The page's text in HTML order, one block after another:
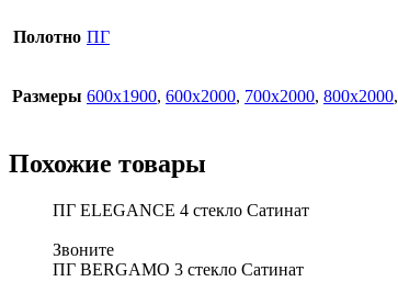
Полотно ПГ
Размеры 600х1900, 600х2000, 700х2000, 800х2000,
Похожие товары
ПГ ELEGANCE 4 стекло Сатинат
Звоните
ПГ BERGAMO 3 стекло Сатинат